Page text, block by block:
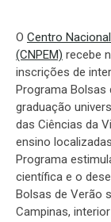
O Centro
(CNPEM) recebe
inscrições de
Programa
graduação
das Ciências da
ensino
Programa
científica e o
Bolsas de Verão
Campinas,